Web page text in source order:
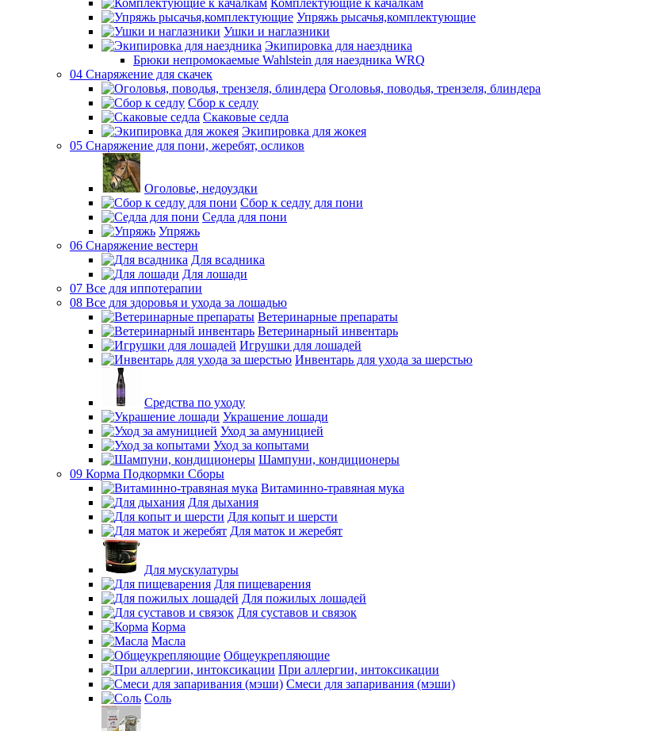
Комплектующие к качалкам
Упряжь рысачья,комплектующие
Ушки и наглазники
Экипировка для наездника
Брюки непромокаемые Wahlstein для наездника WRQ
04 Снаряжение для скачек
Оголовья, поводья, трензеля, блиндера
Сбор к седлу
Скаковые седла
Экипировка для жокея
05 Снаряжение для пони, жеребят, осликов
Оголовье, недоуздки
Сбор к седлу для пони
Седла для пони
Упряжь
06 Снаряжение вестерн
Для всадника
Для лошади
07 Все для иппотерапии
08 Все для здоровья и ухода за лошадью
Ветеринарные препараты
Ветеринарный инвентарь
Игрушки для лошадей
Инвентарь для ухода за шерстью
Средства по уходу
Украшение лошади
Уход за амуницией
Уход за копытами
Шампуни, кондиционеры
09 Корма Подкормки Сборы
Витаминно-травяная мука
Для дыхания
Для копыт и шерсти
Для маток и жеребят
Для мускулатуры
Для пищеварения
Для пожилых лошадей
Для суставов и связок
Корма
Масла
Общеукрепляющие
При аллергии, интоксикации
Смеси для запаривания (мэши)
Соль